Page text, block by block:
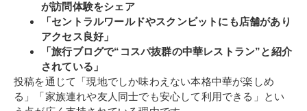
が訪問体験をシェア
「セントラルワールドやスクンビットにも店舗があり
アクセス良好」
「旅行ブログで“コスパ抜群の中華レストラン”と紹介
されている」
投稿を通じて「現地でしか味わえない本格中華が楽しめ
る」「家族連れや友人同士でも安心して利用できる」とい